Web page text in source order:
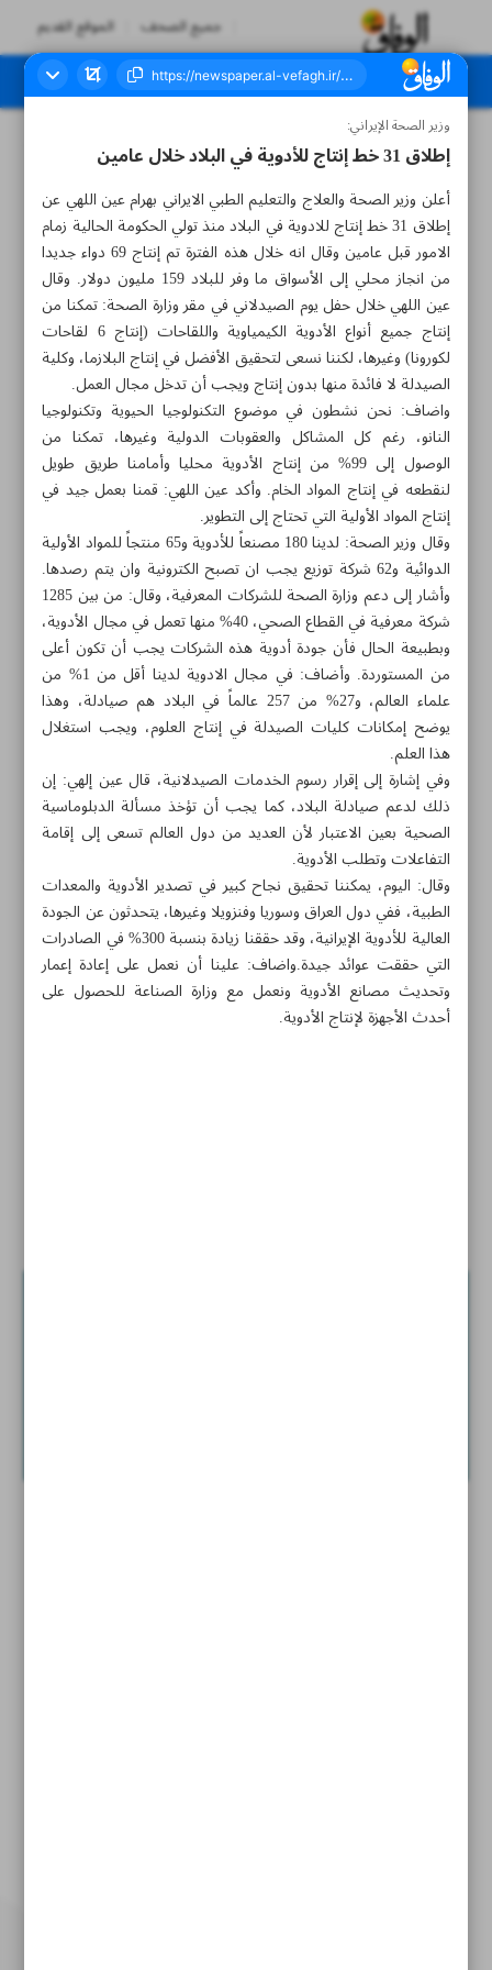
جميع الصحف الموقع القديم
العدد سبعة آلاف وثلاثمائة وعشرون - ٣٠ أغسطس ٢٠٢٣
مواضيع هذه الصفحة
إيران.. فتح خطوط إنتاج للمواد الطبية محلية الصنع
كبسولة ذكية لدراسة الأمعاء
إطلاق 31 خط إنتاج للأدوية في البلاد خلال عامين
وزير الصحة الإيراني:
إطلاق 31 خط إنتاج للأدوية في البلاد خلال عامين
أعلن وزير الصحة والعلاج والتعليم الطبي الايراني بهرام عين اللهي عن
إطلاق 31 خط إنتاج للادوية في البلاد منذ تولي الحكومة الحالية زمام
الامور قبل عامين وقال انه خلال هذه الفترة تم إنتاج 69 دواء جديدا
من انجاز محلي إلى الأسواق ما وفر للبلاد 159 مليون دولار. وقال
عين اللهي خلال حفل يوم الصيدلاني في مقر وزارة الصحة: تمكنا من
إنتاج جميع أنواع الأدوية الكيمياوية واللقاحات (إنتاج 6 لقاحات
لكورونا) وغيرها، لكننا نسعى لتحقيق الأفضل في إنتاج البلازما، وكلية
الصيدلة لا فائدة منها بدون إنتاج ويجب أن تدخل مجال العمل.
واضاف: نحن نشطون في موضوع التكنولوجيا الحيوية وتكنولوجيا
النانو، رغم كل المشاكل والعقوبات الدولية وغيرها، تمكنا من
الوصول إلى 99% من إنتاج الأدوية محليا وأمامنا طريق طويل
لنقطعه في إنتاج المواد الخام. وأكد عين اللهي: قمنا بعمل جيد في
إنتاج المواد الأولية التي تحتاج إلى التطوير.
وقال وزير الصحة: لدينا 180 مصنعاً للأدوية و65 منتجاً للمواد الأولية
الدوائية و62 شركة توزيع يجب ان تصبح الكترونية وان يتم رصدها.
وأشار إلى دعم وزارة الصحة للشركات المعرفية، وقال: من بين 1285
شركة معرفية في القطاع الصحي، 40% منها تعمل في مجال الأدوية،
وبطبيعة الحال فأن جودة أدوية هذه الشركات يجب أن تكون أعلى
من المستوردة. وأضاف: في مجال الادوية لدينا أقل من 1% من
علماء العالم، و27% من 257 عالماً في البلاد هم صيادلة، وهذا
يوضح إمكانات كليات الصيدلة في إنتاج العلوم، ويجب استغلال
هذا العلم.
وفي إشارة إلى إقرار رسوم الخدمات الصيدلانية، قال عين إلهي: إن
ذلك لدعم صيادلة البلاد، كما يجب أن تؤخذ مسألة الدبلوماسية
الصحية بعين الاعتبار لأن العديد من دول العالم تسعى إلى إقامة
التفاعلات وتطلب الأدوية.
وقال: اليوم، يمكننا تحقيق نجاح كبير في تصدير الأدوية والمعدات
الطبية، ففي دول العراق وسوريا وفنزويلا وغيرها، يتحدثون عن الجودة
العالية للأدوية الإيرانية، وقد حققنا زيادة بنسبة 300% في الصادرات
التي حققت عوائد جيدة.واضاف: علينا أن نعمل على إعادة إعمار
وتحديث مصانع الأدوية ونعمل مع وزارة الصناعة للحصول على
أحدث الأجهزة لإنتاج الأدوية.